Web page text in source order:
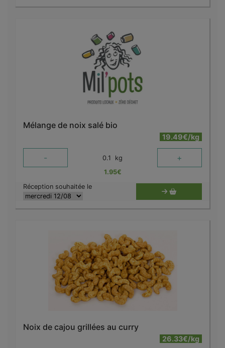
Mélange de noix salé bio
19.49€/kg
- 0.1 kg +
1.95€
Réception souhaitée le
Noix de cajou grillées au curry
26.33€/kg